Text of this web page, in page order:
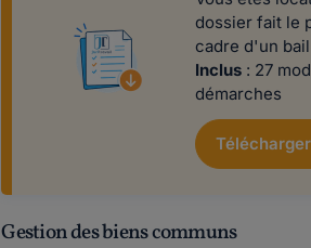
dossier fait le
cadre d'un
Inclus : 27
démarches
Gestion des biens communs